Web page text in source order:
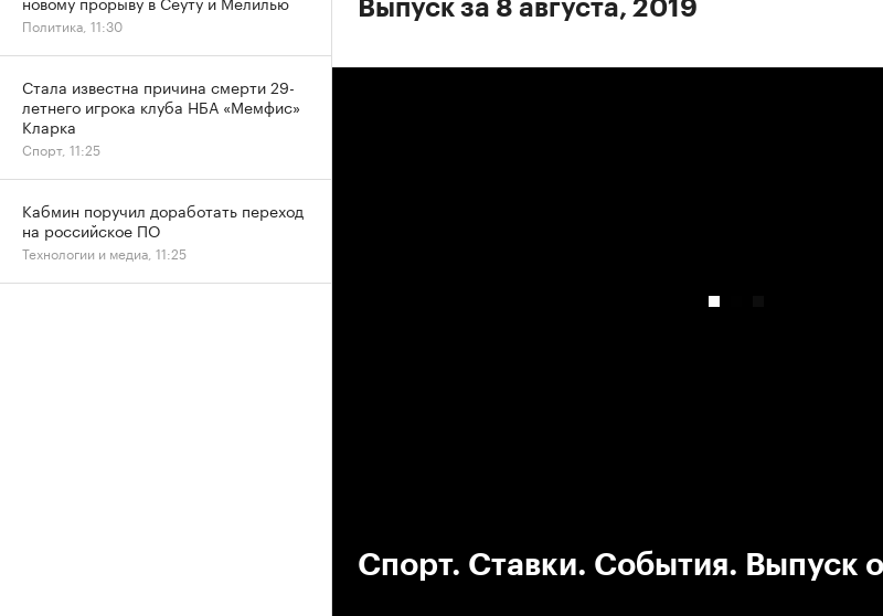
Выпуск за 8 августа, 2019
Спорт. Ставки. События. Выпуск
Политика, 11:30
Стала известна причина смерти 29-
летнего игрока клуба НБА «Мемфис»
Кларка
Спорт, 11:25
Кабмин поручил доработать переход
на российское ПО
Технологии и медиа, 11:25